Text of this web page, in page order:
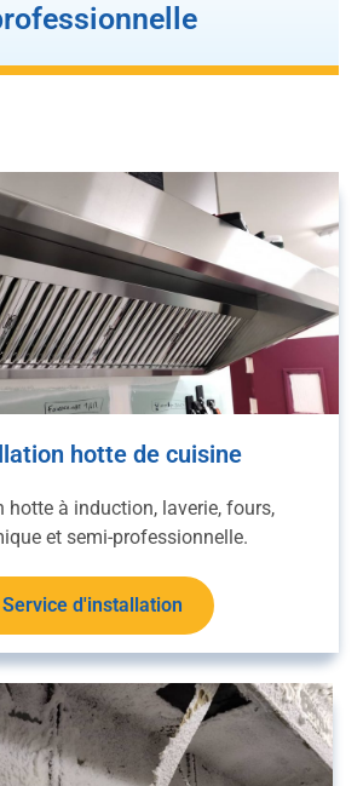
hotte de cuisine
hotte à induction, laverie, fours,
et semi-professionnelle.
Service d'installation